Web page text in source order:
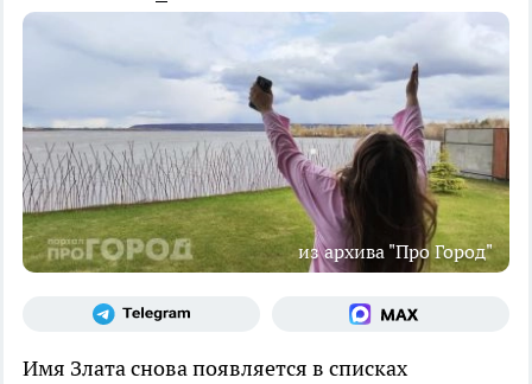
из архива "Про Город"
Имя Злата снова появляется в списках